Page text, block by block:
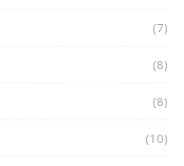
(7)
(8)
(8)
(10)